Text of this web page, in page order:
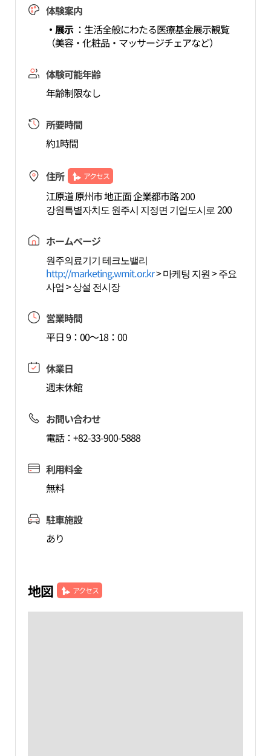
体験案内
・展示：生活全般にわたる医療基金展示観覧
（美容・化粧品・マッサージチェアなど）
体験可能年齢
年齢制限なし
所要時間
約1時間
住所 アクセス
江原道 原州市 地正面 企業都市路 200
강원특별자치도 원주시 지정면 기업도시로 200
ホームページ
원주의료기기 테크노밸리
http://marketing.wmit.or.kr> 마케팅 지원 > 주요
사업 > 상설 전시장
営業時間
平日 9：00～18：00
休業日
週末休館
お問い合わせ
電話：+82-33-900-5888
利用料金
無料
駐車施設
あり
地図 アクセス